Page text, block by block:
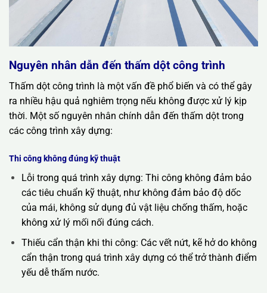
Nguyên nhân dẫn đến thấm dột công trình
Thấm dột công trình là một vấn đề phổ biến và có thể gây
ra nhiều hậu quả nghiêm trọng nếu không được xử lý kịp
thời. Một số nguyên nhân chính dẫn đến thấm dột trong
các công trình xây dựng:
Thi công không đúng kỹ thuật
Lỗi trong quá trình xây dựng: Thi công không đảm bảo
các tiêu chuẩn kỹ thuật, như không đảm bảo độ dốc
của mái, không sử dụng đủ vật liệu chống thấm, hoặc
không xử lý mối nối đúng cách.
Thiếu cẩn thận khi thi công: Các vết nứt, kẽ hở do không
cẩn thận trong quá trình xây dựng có thể trở thành điểm
yếu dễ thấm nước.